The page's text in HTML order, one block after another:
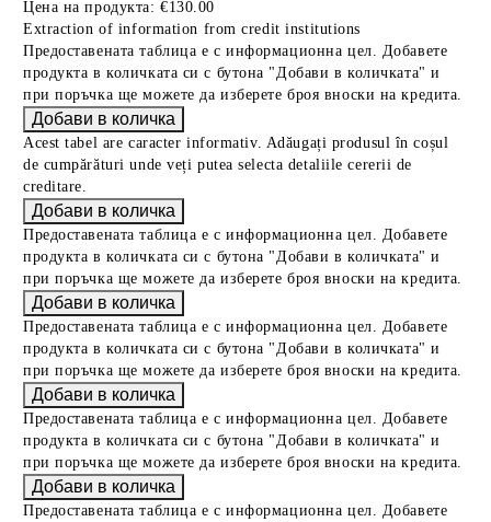
Цена на продукта: €130.00
Extraction of information from credit institutions
Предоставената таблица е с информационна цел. Добавете
продукта в количката си с бутона "Добави в количката" и
при поръчка ще можете да изберете броя вноски на кредита.
Acest tabel are caracter informativ. Adăugați produsul în coșul
de cumpărături unde veți putea selecta detaliile cererii de
creditare.
Предоставената таблица е с информационна цел. Добавете
продукта в количката си с бутона "Добави в количката" и
при поръчка ще можете да изберете броя вноски на кредита.
Предоставената таблица е с информационна цел. Добавете
продукта в количката си с бутона "Добави в количката" и
при поръчка ще можете да изберете броя вноски на кредита.
Предоставената таблица е с информационна цел. Добавете
продукта в количката си с бутона "Добави в количката" и
при поръчка ще можете да изберете броя вноски на кредита.
Предоставената таблица е с информационна цел. Добавете